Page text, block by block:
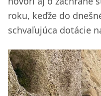
roku, keďže do
schvaľujúca dotácie